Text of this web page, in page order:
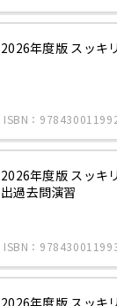
2026年度版 スッキ
ISBN：
2026年度版 スッキ
出過去問演習
ISBN：
2026年度版 スッキ